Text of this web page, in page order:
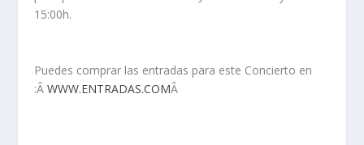
15:00h.
Puedes comprar las entradas para este Concierto en
:ÂWWW.ENTRADAS.COMÂ